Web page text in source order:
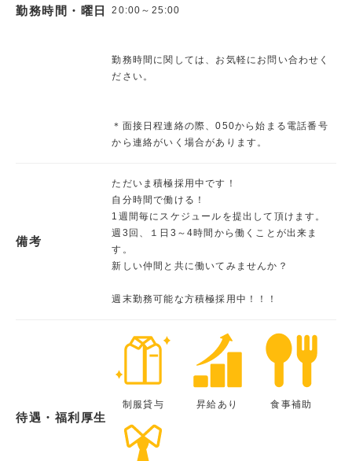
勤務時間・曜日
20:00～25:00
勤務時間に関しては、お気軽にお問い合わせく
ださい。
＊面接日程連絡の際、050から始まる電話番号
から連絡がいく場合があります。
備考
ただいま積極採用中です！
自分時間で働ける！
1週間毎にスケジュールを提出して頂けます。
週3回、１日3～4時間から働くことが出来ま
す。
新しい仲間と共に働いてみませんか？
週末勤務可能な方積極採用中！！！
待遇・福利厚生
制服貸与 昇給あり 食事補助